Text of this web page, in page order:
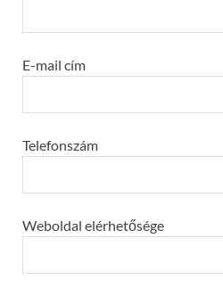
E-mail cím
Telefonszám
Weboldal elérhetősége